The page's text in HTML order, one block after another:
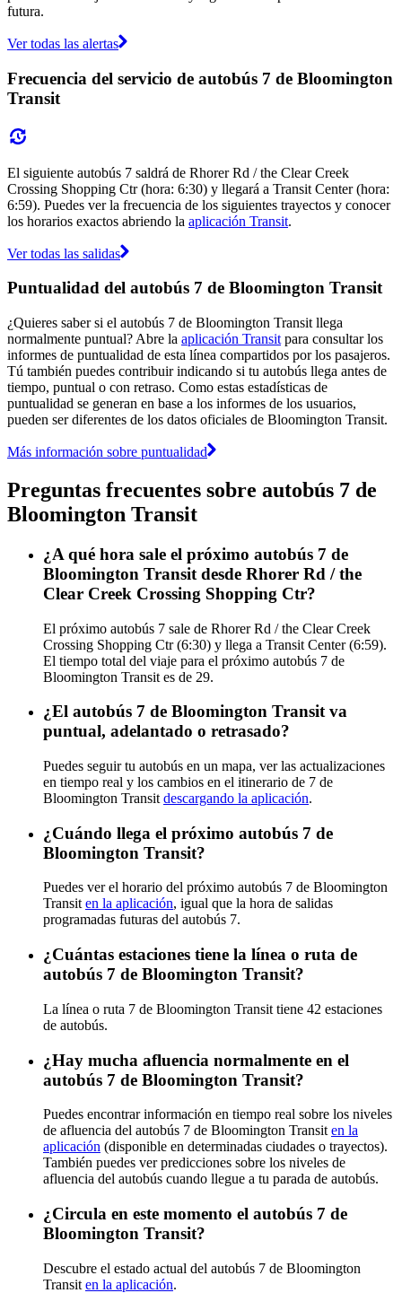
futura.
Ver todas las alertas
Frecuencia del servicio de autobús 7 de Bloomington
Transit
El siguiente autobús 7 saldrá de Rhorer Rd / the Clear Creek
Crossing Shopping Ctr (hora: 6:30) y llegará a Transit Center (hora:
6:59). Puedes ver la frecuencia de los siguientes trayectos y conocer
los horarios exactos abriendo la aplicación Transit.
Ver todas las salidas
Puntualidad del autobús 7 de Bloomington Transit
¿Quieres saber si el autobús 7 de Bloomington Transit llega
normalmente puntual? Abre la aplicación Transit para consultar los
informes de puntualidad de esta línea compartidos por los pasajeros.
Tú también puedes contribuir indicando si tu autobús llega antes de
tiempo, puntual o con retraso. Como estas estadísticas de
puntualidad se generan en base a los informes de los usuarios,
pueden ser diferentes de los datos oficiales de Bloomington Transit.
Más información sobre puntualidad
Preguntas frecuentes sobre autobús 7 de
Bloomington Transit
¿A qué hora sale el próximo autobús 7 de
Bloomington Transit desde Rhorer Rd / the
Clear Creek Crossing Shopping Ctr?
El próximo autobús 7 sale de Rhorer Rd / the Clear Creek
Crossing Shopping Ctr (6:30) y llega a Transit Center (6:59).
El tiempo total del viaje para el próximo autobús 7 de
Bloomington Transit es de 29.
¿El autobús 7 de Bloomington Transit va
puntual, adelantado o retrasado?
Puedes seguir tu autobús en un mapa, ver las actualizaciones
en tiempo real y los cambios en el itinerario de 7 de
Bloomington Transit descargando la aplicación.
¿Cuándo llega el próximo autobús 7 de
Bloomington Transit?
Puedes ver el horario del próximo autobús 7 de Bloomington
Transit en la aplicación, igual que la hora de salidas
programadas futuras del autobús 7.
¿Cuántas estaciones tiene la línea o ruta de
autobús 7 de Bloomington Transit?
La línea o ruta 7 de Bloomington Transit tiene 42 estaciones
de autobús.
¿Hay mucha afluencia normalmente en el
autobús 7 de Bloomington Transit?
Puedes encontrar información en tiempo real sobre los niveles
de afluencia del autobús 7 de Bloomington Transit en la
aplicación (disponible en determinadas ciudades o trayectos).
También puedes ver predicciones sobre los niveles de
afluencia del autobús cuando llegue a tu parada de autobús.
¿Circula en este momento el autobús 7 de
Bloomington Transit?
Descubre el estado actual del autobús 7 de Bloomington
Transit en la aplicación.